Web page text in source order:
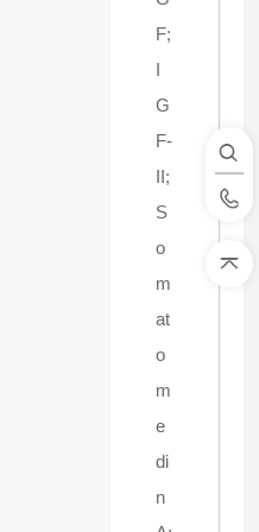
F;
I
G
F-
II;
S
o
m
at
o
m
e
di
n